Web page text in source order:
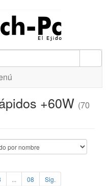
+60W (70
... 08 Sig.